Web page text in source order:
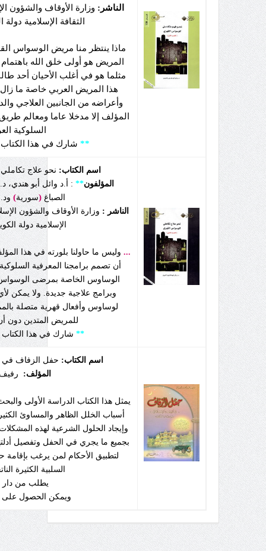
الناشر: وزارة الأوقاف والشؤون
الثقافة الإسلامية
ماذا ينتظر منا مريض الوسواس
المريض هو أولى خلق الله باهتمام
مثلما هو في أغلب الأحيان أحد
هذا المريض العربي خاصة ما
وأعراضه من الجانبين العلاجي
المؤلف إلا مدخلا عاما ومعالم
السلوكية
** شارك في هذا
اسم الكتاب: نحو علاج
المؤلفون** : أ.د وائل أبو
الصباغ(سورية)
الناشر : وزارة الأوقاف والشؤون
الإسلامية دولة
... وليس ما حاولنا بلورته في هذا
أن تصمم برامجنا المعرفية
الوساوس الخاصة بمرضى الوسواس
وبرامج علاجية جديدة. ولا يمكن
لوساوس وأفعال قهرية متصلة
للمريض المتدين دون
** شارك في هذا
اسم الكتاب: حفل الزفاف في
المؤلف:
رفيف
يمثل هذا الكتاب الدراسة الأولى
أسباب الخلل الظاهر والمساوئ
وإيجاد الحلول الشرعية لهذه
بجميع ما يجري في الحفل وتفصيل
لتطبيق الأحكام لمن يرغب بإقامة
السلبية الكثيرة
يطلب من دار
ويمكن الحصول على